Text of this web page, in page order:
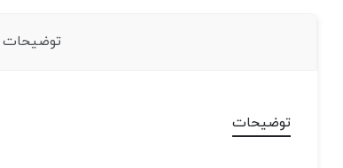
توضیحات
توضیحات